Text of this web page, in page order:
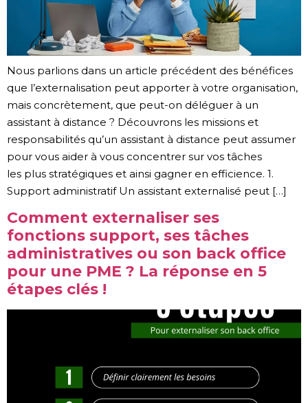
Nous parlions dans un article précédent des bénéfices
que l’externalisation peut apporter à votre organisation,
mais concrètement, que peut-on déléguer à un
assistant à distance ? Découvrons les missions et
responsabilités qu’un assistant à distance peut assumer
pour vous aider à vous concentrer sur vos tâches
les plus stratégiques et ainsi gagner en efficience. 1.
Support administratif Un assistant externalisé peut […]
Comment externaliser ses
fonctions support, ses tâches
administratives ou son back office
pour une PME ? La réponse en 5
étapes clés !